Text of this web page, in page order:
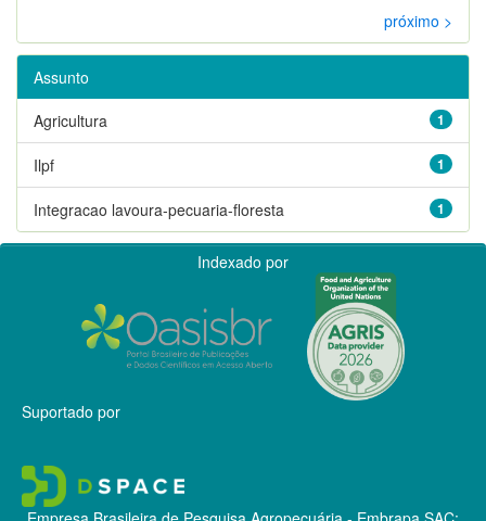
próximo >
Assunto
1
Agricultura
1
Ilpf
1
Integracao lavoura-pecuaria-floresta
Indexado por
Suportado por